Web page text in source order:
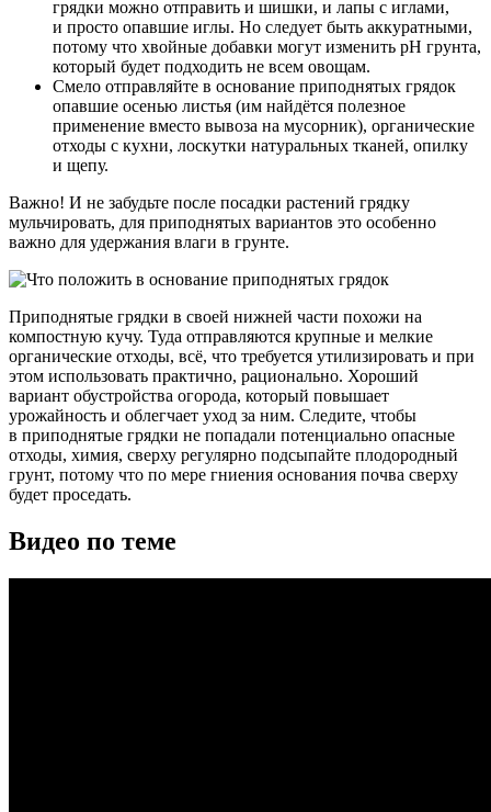
грядки можно отправить и шишки, и лапы с иглами,
и просто опавшие иглы. Но следует быть аккуратными,
потому что хвойные добавки могут изменить pH грунта,
который будет подходить не всем овощам.
Смело отправляйте в основание приподнятых грядок
опавшие осенью листья (им найдётся полезное
применение вместо вывоза на мусорник), органические
отходы с кухни, лоскутки натуральных тканей, опилку
и щепу.
Важно! И не забудьте после посадки растений грядку
мульчировать, для приподнятых вариантов это особенно
важно для удержания влаги в грунте.
Приподнятые грядки в своей нижней части похожи на
компостную кучу. Туда отправляются крупные и мелкие
органические отходы, всё, что требуется утилизировать и при
этом использовать практично, рационально. Хороший
вариант обустройства огорода, который повышает
урожайность и облегчает уход за ним. Следите, чтобы
в приподнятые грядки не попадали потенциально опасные
отходы, химия, сверху регулярно подсыпайте плодородный
грунт, потому что по мере гниения основания почва сверху
будет проседать.
Видео по теме